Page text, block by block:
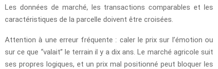
Les données de marché, les transactions comparables et les
caractéristiques de la parcelle doivent être croisées.
Attention à une erreur fréquente : caler le prix sur l’émotion ou
sur ce que “valait” le terrain il y a dix ans. Le marché agricole suit
ses propres logiques, et un prix mal positionné peut bloquer les